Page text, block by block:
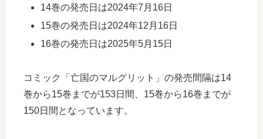
14巻の発売日は2024年7月16日
15巻の発売日は2024年12月16日
16巻の発売日は2025年5月15日
コミック「亡国のマルグリット」の発売間隔は14
巻から15巻までが153日間、15巻から16巻までが
150日間となっています。